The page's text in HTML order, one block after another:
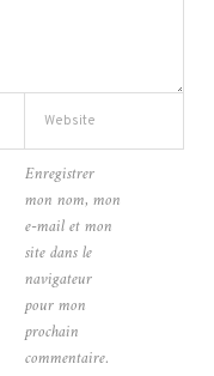
Enregistrer
mon nom, mon
e-mail et mon
site dans le
navigateur
pour mon
prochain
commentaire.